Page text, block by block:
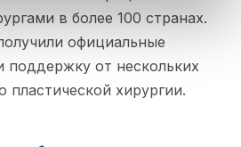
в более 100 странах.
официальные
поддержку от нескольких
пластической хирургии.